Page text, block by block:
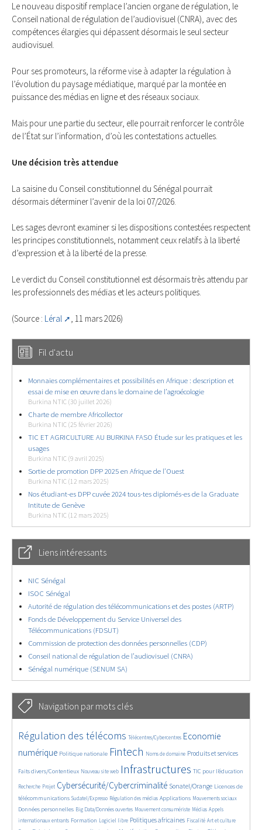
Le nouveau dispositif remplace l’ancien organe de régulation, le
Conseil national de régulation de l’audiovisuel (CNRA), avec des
compétences élargies qui dépassent désormais le seul secteur
audiovisuel.
Pour ses promoteurs, la réforme vise à adapter la régulation à
l’évolution du paysage médiatique, marqué par la montée en
puissance des médias en ligne et des réseaux sociaux.
Mais pour une partie du secteur, elle pourrait renforcer le contrôle
de l’État sur l’information, d’où les contestations actuelles.
Une décision très attendue
La saisine du Conseil constitutionnel du Sénégal pourrait
désormais déterminer l’avenir de la loi 07/2026.
Les sages devront examiner si les dispositions contestées respectent
les principes constitutionnels, notamment ceux relatifs à la liberté
d’expression et à la liberté de la presse.
Le verdict du Conseil constitutionnel est désormais très attendu par
les professionnels des médias et les acteurs politiques.
(Source : Léral , 11 mars 2026)
Fil d'actu
Monnaies complémentaires et possibilités en Afrique : description et
essai de mise en œuvre dans le domaine de l’agroécologie
Burkina NTIC (30 juillet 2026)
Charte de membre Africollector
Burkina NTIC (25 février 2026)
TIC ET AGRICULTURE AU BURKINA FASO Étude sur les pratiques et les
usages
Burkina NTIC (9 avril 2025)
Sortie de promotion DPP 2025 en Afrique de l’Ouest
Burkina NTIC (12 mars 2025)
Nos étudiant-es DPP cuvée 2024 tous-tes diplomés-es de la Graduate
Intitute de Genève
Burkina NTIC (12 mars 2025)
Liens intéressants
NIC Sénégal
ISOC Sénégal
Autorité de régulation des télécommunications et des postes (ARTP)
Fonds de Développement du Service Universel des
Télécommunications (FDSUT)
Commission de protection des données personnelles (CDP)
Conseil national de régulation de l’audiovisuel (CNRA)
Sénégal numérique (SENUM SA)
Navigation par mots clés
4617/5656
Régulation des télécoms
387/5656 Télécentres/Cybercentres
3657/5656
Economie
numérique
1846/5656 Politique nationale
5230/5656 Fintech
662/5656 Noms de domaine
2358/5656 Produits et services
1569/5656
Faits divers/Contentieux Nouveau site web Infrastructures TIC pour l’éducation
Recherche
247/5656Projet
3585/5656 Cybersécurité/Cybercriminalité
2298/5656 Sonatel/Orange
1625/5656
Licences de
télécommunications
279/5656 Sudatel/Expresso
1035/5656 Régulation des médias
1521/5656 Applications
1133/5656 Mouvements sociaux
1668/5656
Données personnelles
142/5656 Big Data/Données ouvertes
609/5656 Mouvement consumériste
375/5656 Médias
657/5656
Appels
internationaux entrants
1729/5656 Formation
104/5656 Logiciel libre
2405/5656 Politiques africaines
1068/5656 Fiscalité
173/5656 Art et culture
586/5656